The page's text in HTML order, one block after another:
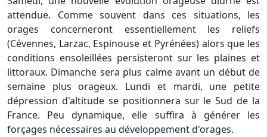
attendue. Comme souvent dans ces situations, les
orages concerneront essentiellement les reliefs
(Cévennes, Larzac, Espinouse et Pyrénées) alors que les
conditions ensoleillées persisteront sur les plaines et
littoraux. Dimanche sera plus calme avant un début de
semaine plus orageux. Lundi et mardi, une petite
dépression d'altitude se positionnera sur le Sud de la
France. Peu dynamique, elle suffira à générer les
forçages nécessaires au développement d'orages.